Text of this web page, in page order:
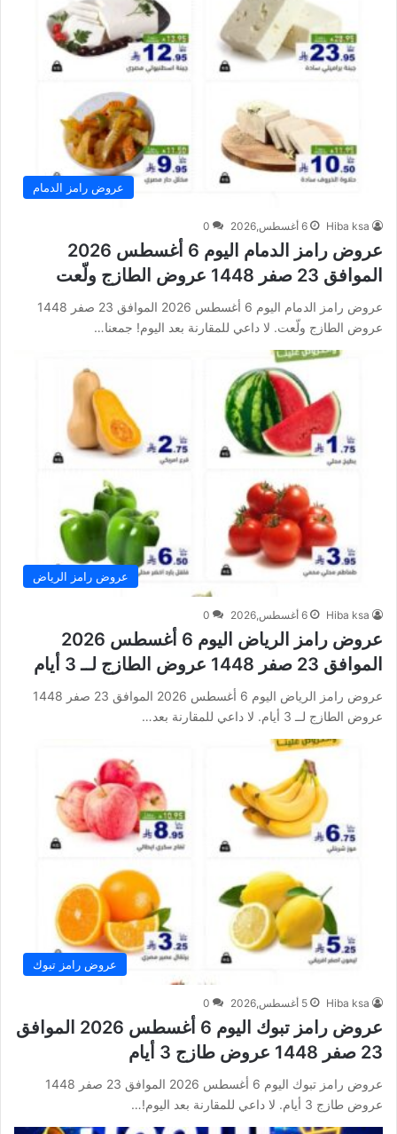
عروض رامز الدمام
Hiba ksa 6 أغسطس,2026 0
عروض رامز الدمام اليوم 6 أغسطس 2026
الموافق 23 صفر 1448 عروض الطازج ولّعت
عروض رامز الدمام اليوم 6 أغسطس 2026 الموافق 23 صفر 1448
عروض الطازج ولّعت. لا داعي للمقارنة بعد اليوم! جمعنا…
عروض رامز الرياض
Hiba ksa 6 أغسطس,2026 0
عروض رامز الرياض اليوم 6 أغسطس 2026
الموافق 23 صفر 1448 عروض الطازج لــ 3 أيام
عروض رامز الرياض اليوم 6 أغسطس 2026 الموافق 23 صفر 1448
عروض الطازج لــ 3 أيام. لا داعي للمقارنة بعد…
عروض رامز تبوك
Hiba ksa 5 أغسطس,2026 0
عروض رامز تبوك اليوم 6 أغسطس 2026 الموافق
23 صفر 1448 عروض طازج 3 أيام
عروض رامز تبوك اليوم 6 أغسطس 2026 الموافق 23 صفر 1448
عروض طازج 3 أيام. لا داعي للمقارنة بعد اليوم!…